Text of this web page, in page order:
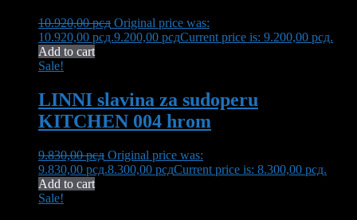
10.920,00рсд Original price was:
10.920,00 рсд.9.200,00 рсдCurrent price is: 9.200,00 рсд.
Add to cart
Sale!
LINNI slavina za sudoperu
KITCHEN 004 hrom
9.830,00рсд Original price was:
9.830,00 рсд.8.300,00 рсдCurrent price is: 8.300,00 рсд.
Add to cart
Sale!